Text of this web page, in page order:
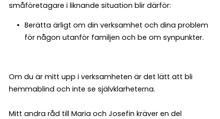
småföretagare i liknande situation blir därför:
Berätta ärligt om din verksamhet och dina problem
för någon utanför familjen och be om synpunkter.
Om du är mitt upp i verksamheten är det lätt att bli
hemmablind och inte se självklarheterna.
Mitt andra råd till Maria och Josefin kräver en del